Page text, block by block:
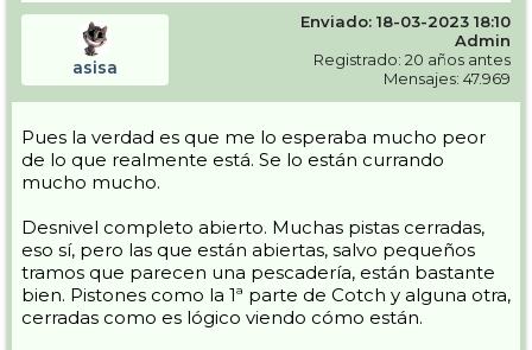
asisa
Enviado: 18-03-2023 18:10
Admin
Registrado: 20 años antes
Mensajes: 47.969
Pues la verdad es que me lo esperaba mucho peor
de lo que realmente está. Se lo están currando
mucho mucho.
Desnivel completo abierto. Muchas pistas cerradas,
eso sí, pero las que están abiertas, salvo pequeños
tramos que parecen una pescadería, están bastante
bien. Pistones como la 1ª parte de Cotch y alguna otra,
cerradas como es lógico viendo cómo están.